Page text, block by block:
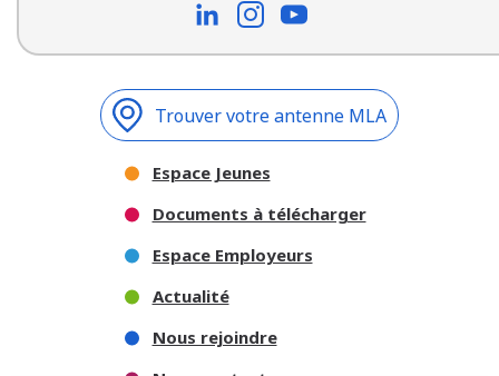
Trouver votre antenne MLA
Espace Jeunes
Documents à télécharger
Espace Employeurs
Actualité
Nous rejoindre